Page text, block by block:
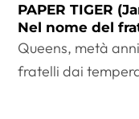
PAPER TIGER
Nel nome del
Queens, metà
fratelli dai